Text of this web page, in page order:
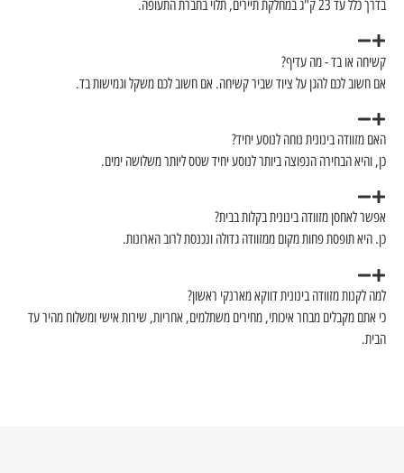
שביר קשיחה. אם חשוב לכם משקל וגמישות בד.
לנוסע יחיד?
ביותר לנוסע יחיד שטס ליותר משלושה ימים.
בקלות בבית?
ממזוודה גדולה ונכנסת לרוב הארונות.
דווקא מארנקי ראשון?
מחירים משתלמים, אחריות, שירות אישי ומשלוח מהיר עד